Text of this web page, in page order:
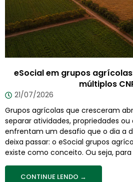
eSocial em grupos
múltiplos
21/07/2026
Grupos agrícolas que cresceram
separar atividades, propriedades
enfrentam um desafio que o dia a
deixa passar: o eSocial grupos
existe como conceito. Ou seja, para
CONTINUE LENDO →